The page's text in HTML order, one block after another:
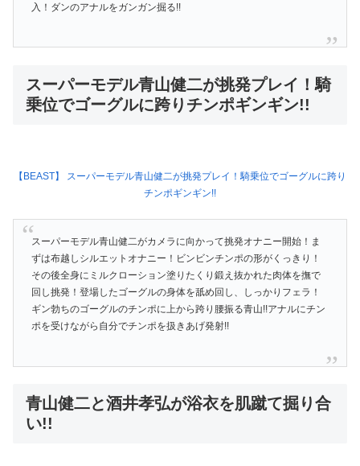
入！ダンのアナルをガンガン掘る!!
スーパーモデル青山健二が挑発プレイ！騎
乗位でゴーグルに跨りチンポギンギン!!
【BEAST】 スーパーモデル青山健二が挑発プレイ！騎乗位でゴーグルに跨り
チンポギンギン!!
スーパーモデル青山健二がカメラに向かって挑発オナニー開始！ま
ずは布越しシルエットオナニー！ビンビンチンポの形がくっきり！
その後全身にミルクローション塗りたくり鍛え抜かれた肉体を撫で
回し挑発！登場したゴーグルの身体を舐め回し、しっかりフェラ！
ギン勃ちのゴーグルのチンポに上から跨り腰振る青山!!アナルにチン
ポを受けながら自分でチンポを扱きあげ発射!!
青山健二と酒井孝弘が浴衣を肌蹴て掘り合
い!!